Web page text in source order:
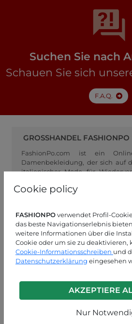
Cookie policy
FASHIONPOverwendet Profil-
das beste Navigationserlebnis
weitere Informationen über die
Cookie oder um sie zu deaktivieren,
Cookie-Informationsschreiben und
Datenschutzerklärung eingesehen
AKZEPTIERE
Nur
Suchen Sie nach
Schauen Sie sich
F.A.Q.
GROSSHANDEL FASHIONPO
FashionPo.com ist ein
Damenbekleidung, der sich auf
italienischer Mode für
Herstellern fungiert. Bleiben Sie
KUNDENDIENST
MON-FRE 09:00-13:00 / 14:00-18:00
info@fashionpo.de